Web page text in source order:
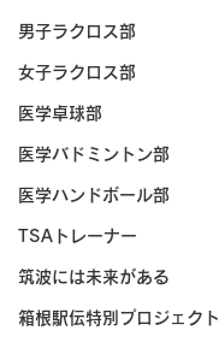
男子ラクロス部
女子ラクロス部
医学卓球部
医学バドミントン部
医学ハンドボール部
TSAトレーナー
筑波には未来がある
箱根駅伝特別プロジェクト